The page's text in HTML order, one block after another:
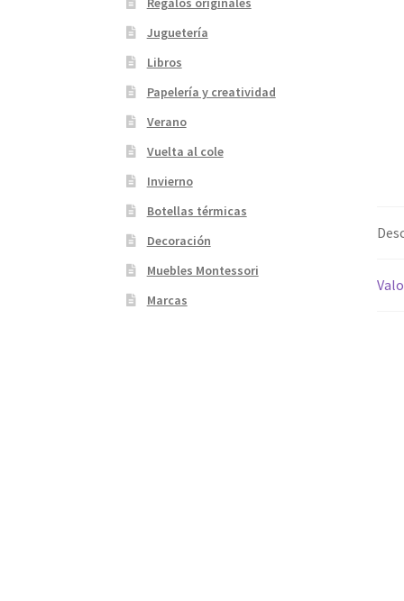
Juguetería
Libros
Papelería y creatividad
Verano
Vuelta al cole
Invierno
Botellas térmicas
Decoración
Muebles Montessori
Marcas